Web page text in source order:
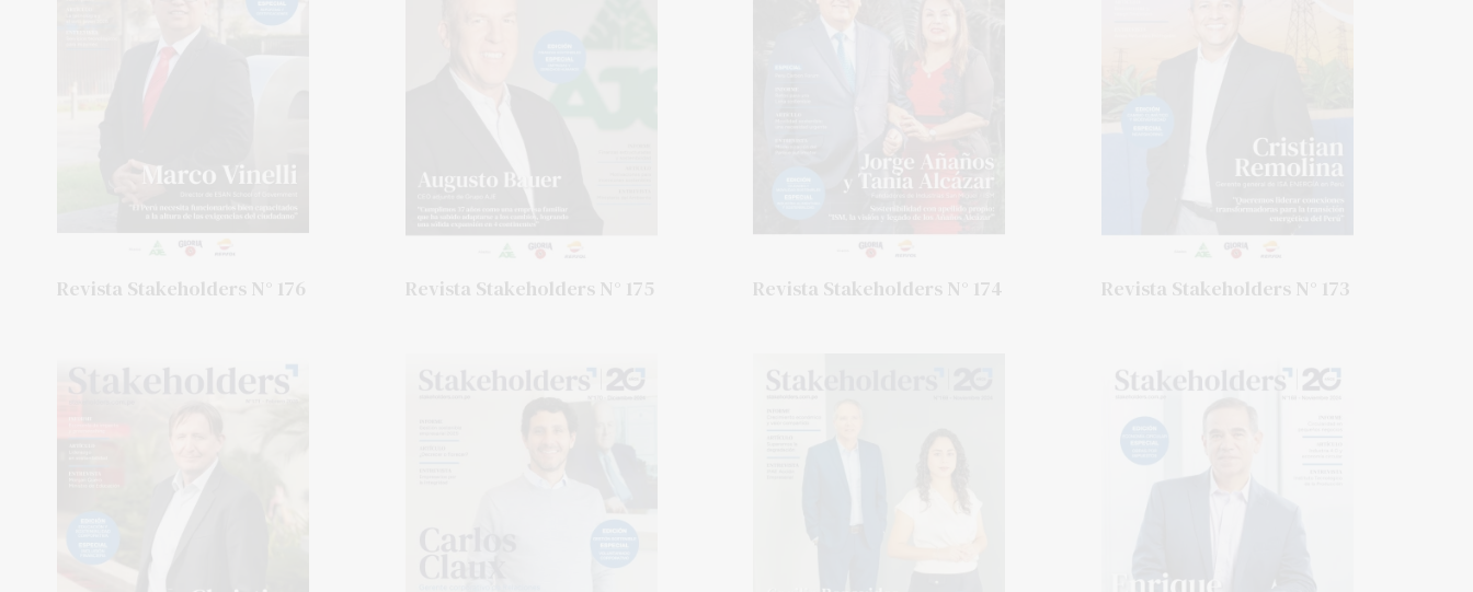
Revista Stakeholders N° 176 Revista Stakeholders N° 175 Revista Stakeholders N° 174 Revista Stakeholders N° 173